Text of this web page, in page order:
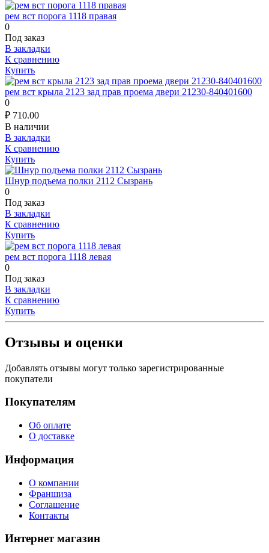
рем вст порога 1118 правая
0
Под заказ
В закладки
К сравнению
Купить
рем вст крыла 2123 зад прав проема двери 21230-840401600
0
₽ 710.00
В наличии
В закладки
К сравнению
Купить
Шнур подъема полки 2112 Сызрань
0
Под заказ
В закладки
К сравнению
Купить
рем вст порога 1118 левая
0
Под заказ
В закладки
К сравнению
Купить
Отзывы и оценки
Добавлять отзывы могут только зарегистрированные
покупатели
Покупателям
Об оплате
О доставке
Информация
О компании
Франшиза
Соглашение
Контакты
Интернет магазин